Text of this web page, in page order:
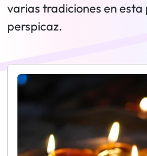
varias tradiciones en esta
perspicaz.